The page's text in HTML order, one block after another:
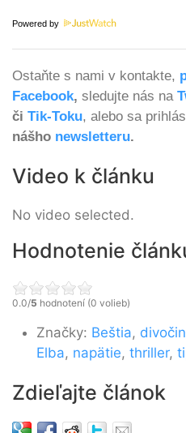
Powered by
Ostaňte s nami v kontakte,
Facebook, sledujte nás na
či Tik-Toku, alebo sa
nášho newsletteru.
Video k článku
No video selected.
Hodnotenie
0.0/5 hodnotení (0 volieb)
Značky: Beštia,
Elba, napätie, thriller,
Zdieľajte článok